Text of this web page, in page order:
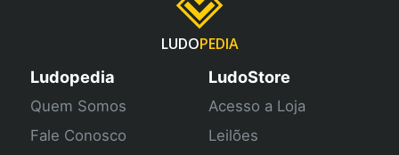
LUDOPEDIA
Ludopedia
Quem Somos
Fale Conosco
LudoStore
Acesso a Loja
Leilões